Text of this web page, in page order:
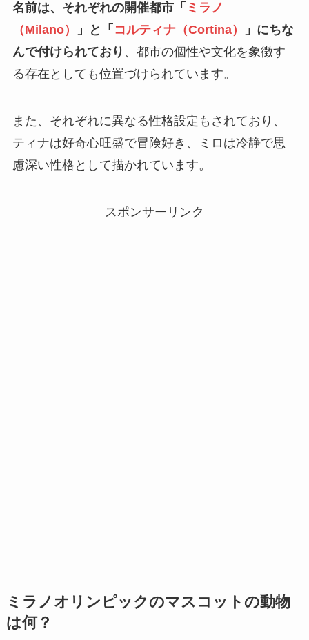
名前は、それぞれの開催都市「 ミラノ
（Milano）
」と「 コルティナ（Cortina）
」にちな
んで付けられており 、都市の個性や文化を象徴す
る存在としても位置づけられています。
また、それぞれに異なる性格設定もされており、
ティナは好奇心旺盛で冒険好き、ミロは冷静で思
慮深い性格として描かれています。
スポンサーリンク
ミラノオリンピックのマスコットの動物
は何？